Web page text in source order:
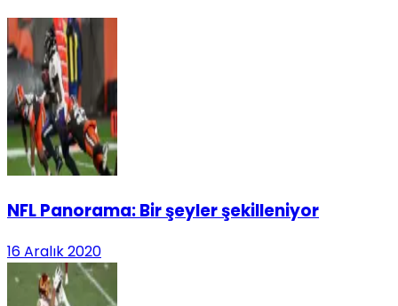
NFL Panorama: Bir şeyler şekilleniyor
16 Aralık 2020